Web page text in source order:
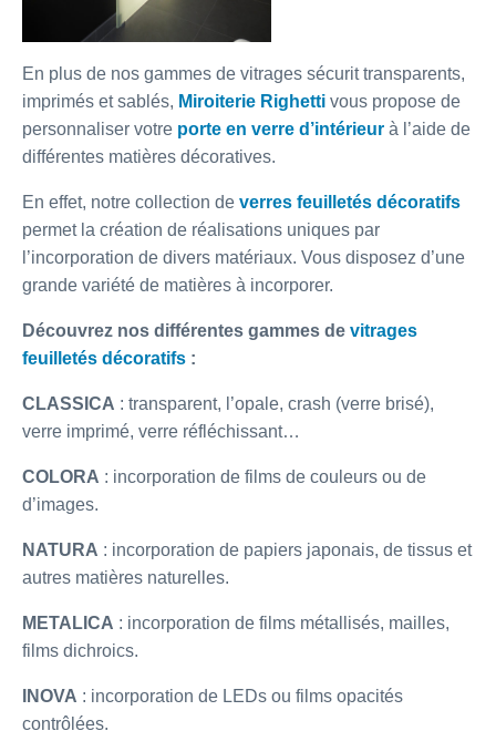
En plus de nos gammes de vitrages sécurit transparents,
imprimés et sablés, Miroiterie Righetti vous propose de
personnaliser votre porte en verre d’intérieur à l’aide de
différentes matières décoratives.
En effet, notre collection de verres feuilletés décoratifs
permet la création de réalisations uniques par
l’incorporation de divers matériaux. Vous disposez d’une
grande variété de matières à incorporer.
Découvrez nos différentes gammes de vitrages
feuilletés décoratifs :
CLASSICA : transparent, l’opale, crash (verre brisé),
verre imprimé, verre réfléchissant…
COLORA : incorporation de films de couleurs ou de
d’images.
NATURA : incorporation de papiers japonais, de tissus et
autres matières naturelles.
METALICA : incorporation de films métallisés, mailles,
films dichroics.
INOVA : incorporation de LEDs ou films opacités
contrôlées.